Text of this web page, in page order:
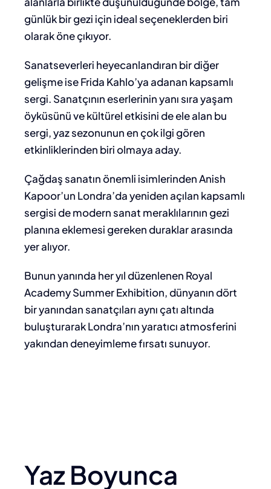
günlük bir gezi için ideal seçeneklerden biri
olarak öne çıkıyor.
Sanatseverleri heyecanlandıran bir diğer
gelişme ise Frida Kahlo’ya adanan kapsamlı
sergi. Sanatçının eserlerinin yanı sıra yaşam
öyküsünü ve kültürel etkisini de ele alan bu
sergi, yaz sezonunun en çok ilgi gören
etkinliklerinden biri olmaya aday.
Çağdaş sanatın önemli isimlerinden Anish
Kapoor’un Londra’da yeniden açılan kapsamlı
sergisi de modern sanat meraklılarının gezi
planına eklemesi gereken duraklar arasında
yer alıyor.
Bunun yanında her yıl düzenlenen Royal
Academy Summer Exhibition, dünyanın dört
bir yanından sanatçıları aynı çatı altında
buluşturarak Londra’nın yaratıcı atmosferini
yakından deneyimleme fırsatı sunuyor.
Yaz Boyunca